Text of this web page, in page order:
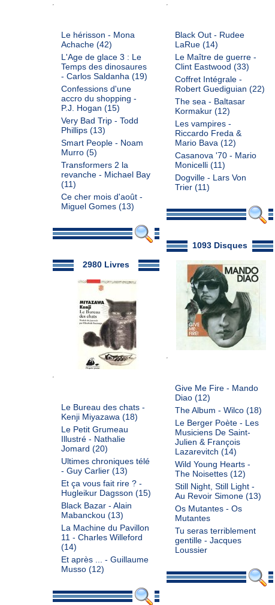
Black Out - Rudee
LaRue(14)
Le Maître de guerre -
Clint Eastwood (33)
Coffret Intégrale -
Robert Guediguian (22)
The sea - Baltasar
Kormakur(12)
Les vampires -
Riccardo Freda &
Mario Bava(12)
Casanova '70 - Mario
Monicelli(11)
Dogville - Lars Von
Trier(11)
1093 Disques
Give Me Fire - Mando
Diao(12)
The Album - Wilco(18)
Le Berger Poète - Les
Musiciens De Saint-
Julien & François
Lazarevitch (14)
Wild Young Hearts -
The Noisettes(12)
Still Night, Still Light -
Au Revoir Simone(13)
Os Mutantes - Os
Mutantes
Tu seras terriblement
gentille - Jacques
Loussier
Le hérisson - Mona
Achache(42)
L'Age de glace 3 : Le
Temps des dinosaures
- Carlos Saldanha(19)
Confessions d'une
accro du shopping -
P.J. Hogan (15)
Very Bad Trip - Todd
Phillips(13)
Smart People - Noam
Murro(5)
Transformers 2 la
revanche - Michael Bay
(11)
Ce cher mois d'août -
Miguel Gomes(13)
2980 Livres
Le Bureau des chats -
Kenji Miyazawa(18)
Le Petit Grumeau
Illustré - Nathalie
Jomard (20)
Ultimes chroniques télé
- Guy Carlier(13)
Et ça vous fait rire ? -
Hugleikur Dagsson (15)
Black Bazar - Alain
Mabanckou (13)
La Machine du Pavillon
11 - Charles Willeford
(14)
Et après ... - Guillaume
Musso(12)